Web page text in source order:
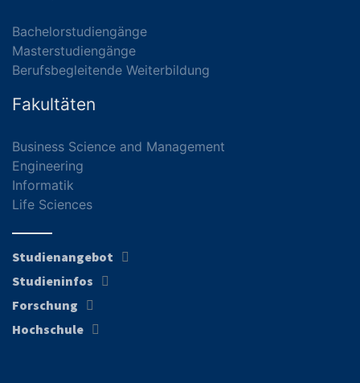
Bachelorstudiengänge
Masterstudiengänge
Berufsbegleitende Weiterbildung
Fakultäten
Business Science and Management
Engineering
Informatik
Life Sciences
Studienangebot
Studieninfos
Forschung
Hochschule